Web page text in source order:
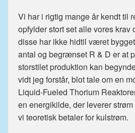
Vi har i rigtig mange år kendt til
opfylder stort set alle vores krav
disse har ikke hidtil været
antal og begrænset R & D er at
storstilet produktion kan
vidt jeg forstår, blot tale om en
Liquid-Fueled Thorium
en energikilde, der leverer
vi teoretisk betaler for kulstrøm.